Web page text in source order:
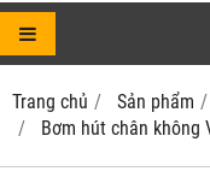
Trang chủ Sản phẩm
Bơm hút chân không